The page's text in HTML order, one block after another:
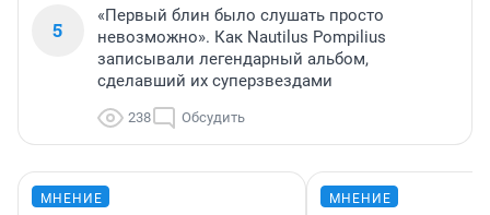
5
«Первый блин было слушать просто
невозможно». Как Nautilus Pompilius
записывали легендарный альбом,
сделавший их суперзвездами
238 Обсудить
МНЕНИЕ МНЕНИЕ